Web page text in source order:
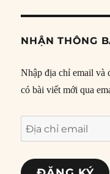
NHẬN THÔNG
Nhập địa chỉ email và
có bài viết mới qua
Địa
chỉ
email